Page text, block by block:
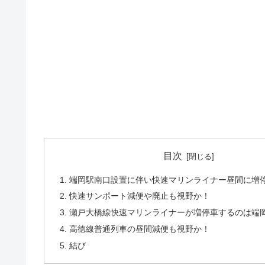
目次
1. 端岡駅南口設置に伴い快速マリンライナー昼間に増
2. 快速サンポート減便や廃止も視野か！
3. 瀬戸大橋線快速マリンライナーが増停車するのは端
4. 高徳線普通列車の昼間減便も視野か！
5. 結び